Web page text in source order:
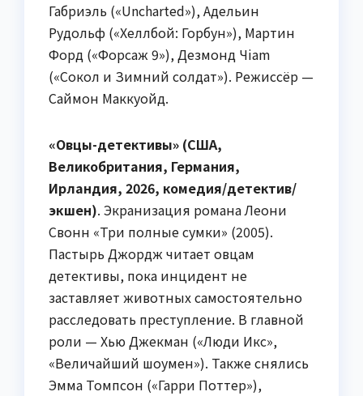
Габриэль («Uncharted»), Адельин
Рудольф («Хеллбой: Горбун»), Мартин
Форд («Форсаж 9»), Дезмонд Чiam
(«Сокол и Зимний солдат»). Режиссёр —
Саймон Маккуойд.
«Овцы-детективы» (США,
Великобритания, Германия,
Ирландия, 2026, комедия/детектив/
экшен). Экранизация романа Леони
Свонн «Три полные сумки» (2005).
Пастырь Джордж читает овцам
детективы, пока инцидент не
заставляет животных самостоятельно
расследовать преступление. В главной
роли — Хью Джекман («Люди Икс»,
«Величайший шоумен»). Также снялись
Эмма Томпсон («Гарри Поттер»),